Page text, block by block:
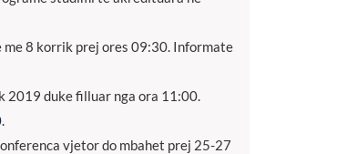
8 korrik prej ores 09:30. Informate
2019 duke filluar nga ora 11:00.
vjetor do mbahet prej 25-27